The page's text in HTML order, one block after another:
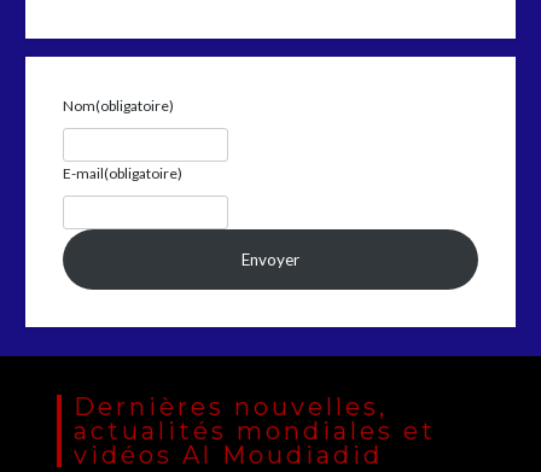
Nom(obligatoire)
E-mail(obligatoire)
Envoyer
Dernières nouvelles,
actualités mondiales et
vidéos Al Moudiadid